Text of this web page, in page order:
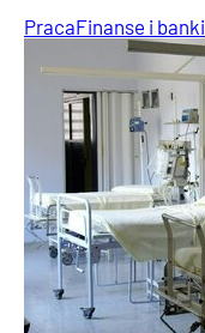
PracaFinanse i banki